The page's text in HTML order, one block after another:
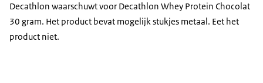
Decathlon waarschuwt voor Decathlon Whey Protein Chocolat
30 gram. Het product bevat mogelijk stukjes metaal. Eet het
product niet.